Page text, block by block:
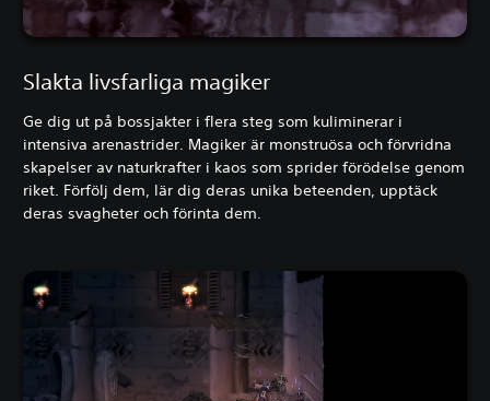
Slakta livsfarliga magiker
Ge dig ut på bossjakter i flera steg som kuliminerar i
intensiva arenastrider. Magiker är monstruösa och förvridna
skapelser av naturkrafter i kaos som sprider förödelse genom
riket. Förfölj dem, lär dig deras unika beteenden, upptäck
deras svagheter och förinta dem.